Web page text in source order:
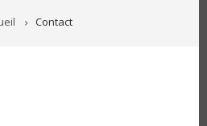
Contact